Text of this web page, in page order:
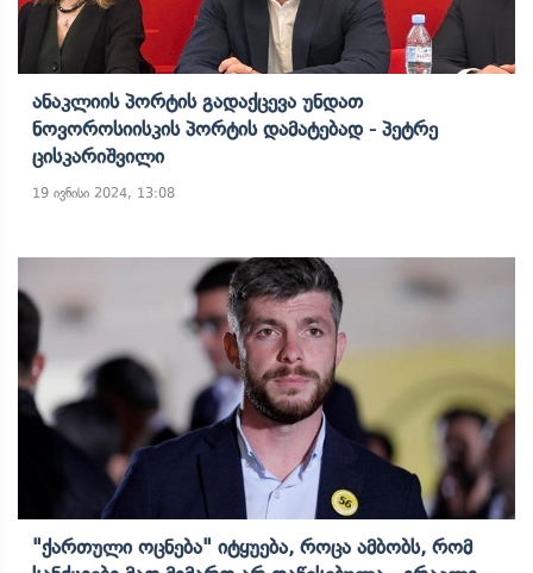
Ანაკლიის Პორტის Გადაქცევა Უნდათ
Ნოვოროსიისკის Პორტის Დამატებად - Პეტრე
Ცისკარიშვილი
19 ივნისი 2024, 13:08
"ქართული Ოცნება" Იტყუება, Როცა Ამბობს, Რომ